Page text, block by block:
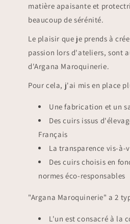
matière apaisante et
beaucoup de sérénité.
Le plaisir que je prends à
passion lors d'ateliers, sont
d'Argana Maroquinerie.
Pour cela, j'ai mis en place
Une fabrication et un
Des cuirs issus
Français
La transparence vis-à-
Des cuirs choisis en
normes éco-responsables
"Argana Maroquinerie" a 2
L'un est consacré à la